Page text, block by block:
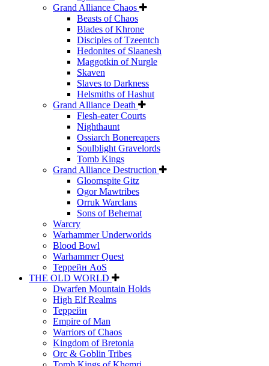
Grand Alliance Chaos
Beasts of Chaos
Blades of Khrone
Disciples of Tzeentch
Hedonites of Slaanesh
Maggotkin of Nurgle
Skaven
Slaves to Darkness
Helsmiths of Hashut
Grand Alliance Death
Flesh-eater Courts
Nighthaunt
Ossiarch Bonereapers
Soulblight Gravelords
Tomb Kings
Grand Alliance Destruction
Gloomspite Gitz
Ogor Mawtribes
Orruk Warclans
Sons of Behemat
Warcry
Warhammer Underworlds
Blood Bowl
Warhammer Quest
Террейн AoS
THE OLD WORLD
Dwarfen Mountain Holds
High Elf Realms
Террейн
Empire of Man
Warriors of Chaos
Kingdom of Bretonia
Orc & Goblin Tribes